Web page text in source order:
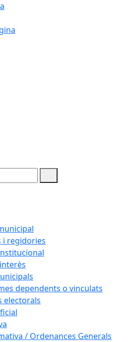
i regidories
dependents o vinculats
electorals
/ Ordenances Generals